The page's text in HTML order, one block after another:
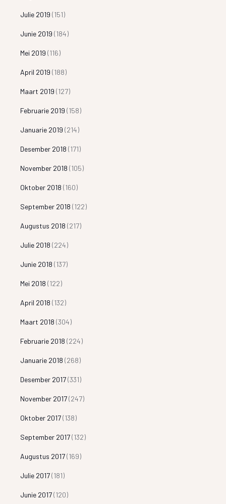
Julie 2019 (151)
Junie 2019 (184)
Mei 2019 (116)
April 2019 (188)
Maart 2019 (127)
Februarie 2019 (158)
Januarie 2019 (214)
Desember 2018 (171)
November 2018 (105)
Oktober 2018 (160)
September 2018 (122)
Augustus 2018 (217)
Julie 2018 (224)
Junie 2018 (137)
Mei 2018 (122)
April 2018 (132)
Maart 2018 (304)
Februarie 2018 (224)
Januarie 2018 (268)
Desember 2017(331)
November 2017(247)
Oktober 2017(138)
September 2017(132)
Augustus 2017(169)
Julie 2017(181)
Junie 2017(120)